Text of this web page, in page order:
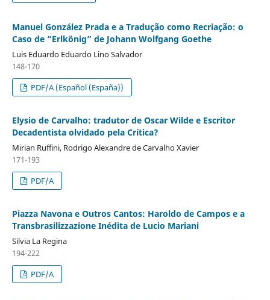
Manuel González Prada e a Tradução como Recriação: o
Caso de “Erlkönig” de Johann Wolfgang Goethe
Luis Eduardo Eduardo Lino Salvador
148-170
PDF/A (Español (España))
Elysio de Carvalho: tradutor de Oscar Wilde e Escritor
Decadentista olvidado pela Crítica?
Mirian Ruffini, Rodrigo Alexandre de Carvalho Xavier
171-193
PDF/A
Piazza Navona e Outros Cantos: Haroldo de Campos e a
Transbrasilizzazione Inédita de Lucio Mariani
Silvia La Regina
194-222
PDF/A